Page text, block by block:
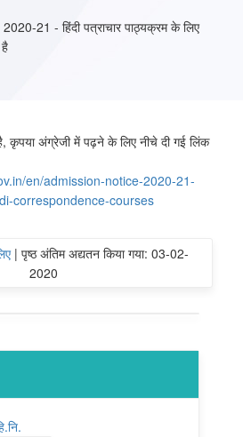
21 - हिंदी पत्राचार पाठ्यक्रम के लिए
कृपया अंग्रेजी में पढ़ने के लिए नीचे दी गई लिंक
en/admission-notice-2020-21-
correspondence-courses
|पृष्ठ अंतिम अद्यतन किया गया: 03-02-
2020